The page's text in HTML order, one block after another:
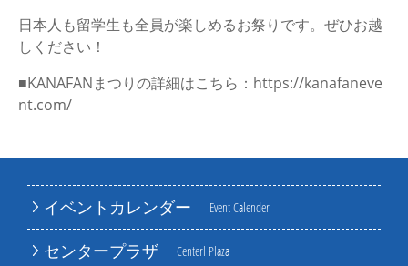
イベントカレンダー Event Calender
センタープラザ Centerl Plaza
日本人も留学生も全員が楽しめるお祭りです。ぜひお越
しください！
■KANAFANまつりの詳細はこちら：https://kanafaneve
nt.com/